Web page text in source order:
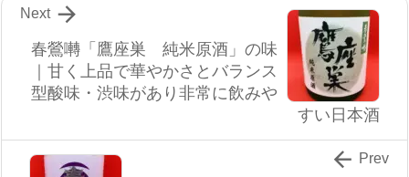
春鶯囀「鷹座巣 純米原酒」の味
｜甘く上品で華やかさとバランス
型酸味・渋味があり非常に飲みや
すい日本酒

Next
 Prev